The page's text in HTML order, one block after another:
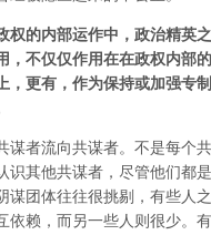
权的内部运作中，政治精英
，不仅仅作用在在政权内部
，更有，作为保持或加强专
谋者流向共谋者。不是每个
识其他共谋者，尽管他们都
谋团体往往很挑剔，有些人
依赖，而另一些人则很少。